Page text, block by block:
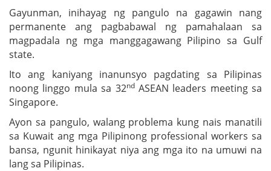
Gayunman, inihayag ng pangulo na gagawin nang
permanente ang pagbabawal ng pamahalaan sa
magpadala ng mga manggagawang Pilipino sa Gulf
state.
Ito ang kaniyang inanunsyo pagdating sa Pilipinas
noong linggo mula sa 32ndASEAN leaders meeting sa
Singapore.
Ayon sa pangulo, walang problema kung nais manatili
sa Kuwait ang mga Pilipinong professional workers sa
bansa, ngunit hinikayat niya ang mga ito na umuwi na
lang sa Pilipinas.